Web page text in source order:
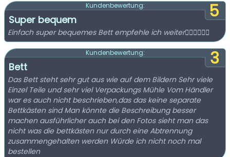
5
Kundenbewertung:
Super bequem
Einfach super bequemes Bett empfehle ich weiter👍🏻👍🏻👍🏻
3
Kundenbewertung:
Bett
Das Bett steht sehr gut aus wie auf dem Bildern Sehr viele
Einzel Teile und sehr viel Verpackungs Mühle Vom Händler
war es auch nicht beschrieben,das das keine separate
Bettkästen sind Man könnte die Beschreibung besser
machen ausführlicher auch bei den Fotos sieht man das
nicht was die bettkästen nur durch eine Abtrennung
zusammengehalten werden Würde ich nicht noch mal
bestellen